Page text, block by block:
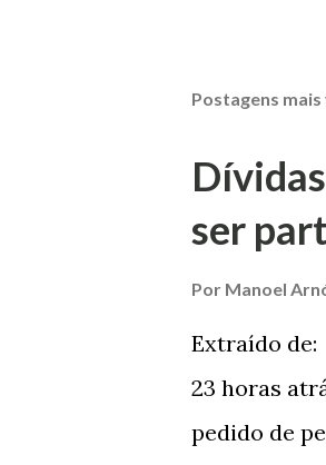
Postagens
ser
Por Manoel
Extraído
23 horas
pedido de